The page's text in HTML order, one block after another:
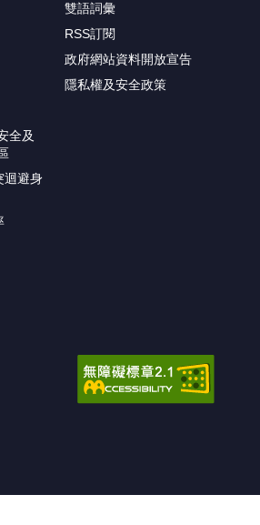
全及
迴避身
雙語詞彙
RSS訂閱
政府網站資料開放宣告
隱私權及安全政策